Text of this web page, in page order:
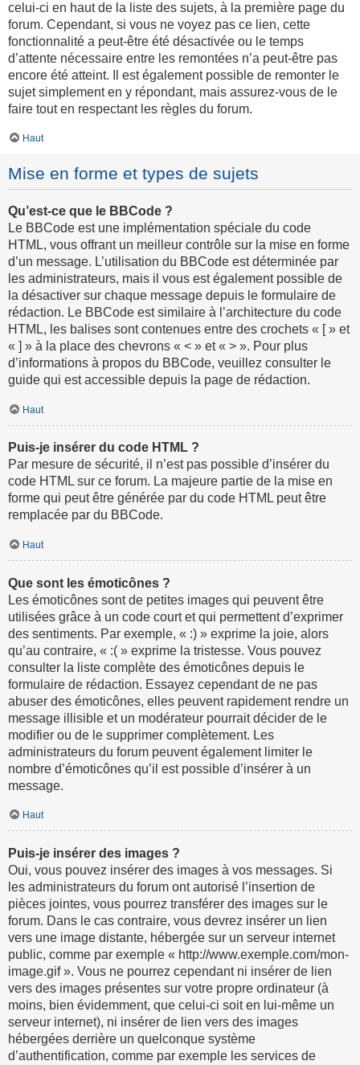
celui-ci en haut de la liste des sujets, à la première page du
forum. Cependant, si vous ne voyez pas ce lien, cette
fonctionnalité a peut-être été désactivée ou le temps
d’attente nécessaire entre les remontées n’a peut-être pas
encore été atteint. Il est également possible de remonter le
sujet simplement en y répondant, mais assurez-vous de le
faire tout en respectant les règles du forum.
Haut
Mise en forme et types de sujets
Qu’est-ce que le BBCode ?
Le BBCode est une implémentation spéciale du code
HTML, vous offrant un meilleur contrôle sur la mise en forme
d’un message. L’utilisation du BBCode est déterminée par
les administrateurs, mais il vous est également possible de
la désactiver sur chaque message depuis le formulaire de
rédaction. Le BBCode est similaire à l’architecture du code
HTML, les balises sont contenues entre des crochets « [ » et
« ] » à la place des chevrons « < » et « > ». Pour plus
d’informations à propos du BBCode, veuillez consulter le
guide qui est accessible depuis la page de rédaction.
Haut
Puis-je insérer du code HTML ?
Par mesure de sécurité, il n’est pas possible d’insérer du
code HTML sur ce forum. La majeure partie de la mise en
forme qui peut être générée par du code HTML peut être
remplacée par du BBCode.
Haut
Que sont les émoticônes ?
Les émoticônes sont de petites images qui peuvent être
utilisées grâce à un code court et qui permettent d’exprimer
des sentiments. Par exemple, « :) » exprime la joie, alors
qu’au contraire, « :( » exprime la tristesse. Vous pouvez
consulter la liste complète des émoticônes depuis le
formulaire de rédaction. Essayez cependant de ne pas
abuser des émoticônes, elles peuvent rapidement rendre un
message illisible et un modérateur pourrait décider de le
modifier ou de le supprimer complètement. Les
administrateurs du forum peuvent également limiter le
nombre d’émoticônes qu’il est possible d’insérer à un
message.
Haut
Puis-je insérer des images ?
Oui, vous pouvez insérer des images à vos messages. Si
les administrateurs du forum ont autorisé l’insertion de
pièces jointes, vous pourrez transférer des images sur le
forum. Dans le cas contraire, vous devrez insérer un lien
vers une image distante, hébergée sur un serveur internet
public, comme par exemple « http://www.exemple.com/mon-
image.gif ». Vous ne pourrez cependant ni insérer de lien
vers des images présentes sur votre propre ordinateur (à
moins, bien évidemment, que celui-ci soit en lui-même un
serveur internet), ni insérer de lien vers des images
hébergées derrière un quelconque système
d’authentification, comme par exemple les services de